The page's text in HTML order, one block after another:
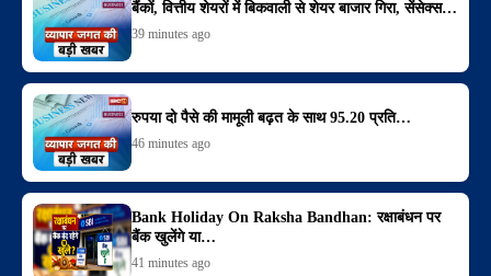
बैंकों, वित्तीय शेयरों में बिकवाली से शेयर बाजार गिरा, सेंसेक्स…
39 minutes ago
रुपया दो पैसे की मामूली बढ़त के साथ 95.20 प्रति…
46 minutes ago
Bank Holiday On Raksha Bandhan: रक्षाबंधन पर
बैंक खुलेंगे या…
41 minutes ago